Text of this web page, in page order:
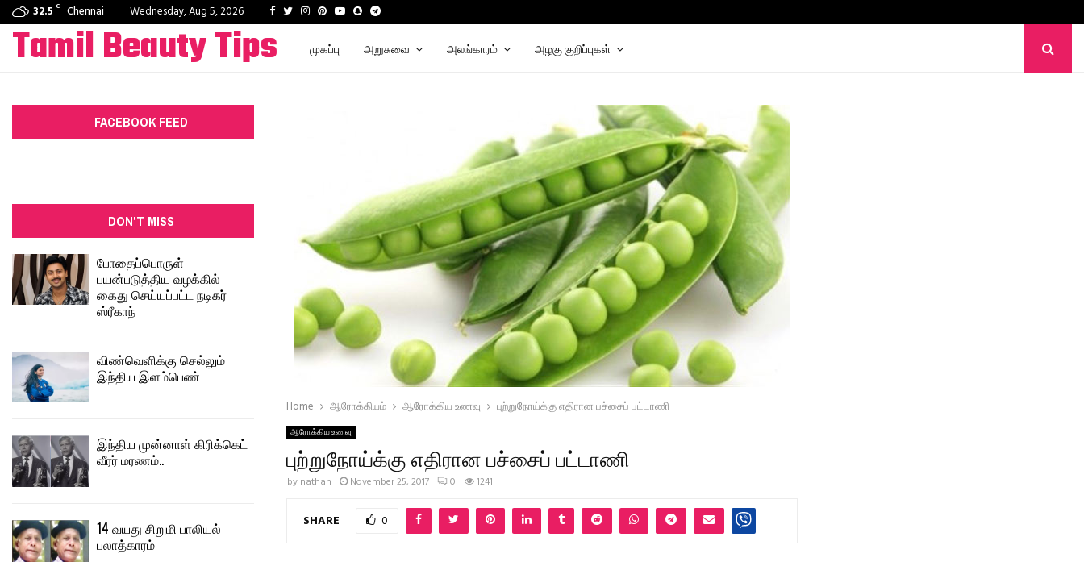
32.5 C Chennai Wednesday, Aug 5, 2026 Facebook
TwitterInstagram
PinterestYoutube
SnapchatTelegram
Tamil Beauty Tips முகப்பு அறுசுவை அலங்காரம் அழகு குறிப்புகள்
Home ஆரோக்கியம் ஆரோக்கிய உணவு புற்றுநோய்க்கு எதிரான பச்சைப் பட்டாணி
ஆரோக்கிய உணவு
புற்றுநோய்க்கு எதிரான பச்சைப் பட்டாணி
by nathan November 25, 2017 0 1241
SHARE 0
FACEBOOK FEED
DON'T MISS
போதைப்பொருள்
பயன்படுத்திய வழக்கில்
கைது செய்யப்பட்ட நடிகர்
ஸ்ரீகாந்
விண்வெளிக்கு செல்லும்
இந்திய இளம்பெண்
இந்திய முன்னாள் கிரிக்கெட்
வீரர் மரணம்..
14 வயது சிறுமி பாலியல்
பலாத்காரம்